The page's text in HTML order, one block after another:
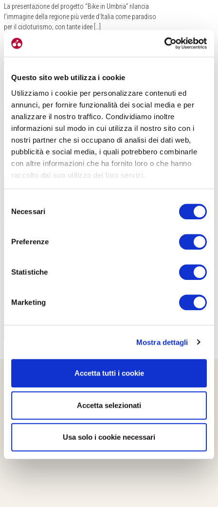
Questo sito web utilizza i cookie
Utilizziamo i cookie per personalizzare contenuti ed
annunci, per fornire funzionalità dei social media e per
analizzare il nostro traffico. Condividiamo inoltre
informazioni sul modo in cui utilizza il nostro sito con i
nostri partner che si occupano di analisi dei dati web,
pubblicità e social media, i quali potrebbero combinarle
con altre informazioni che ha fornito loro o che hanno
raccolto dal suo utilizzo dei loro servizi.
delNecessari
Preferenze
Statistiche
Marketing
Mostra dettagli
Accetta tutti i cookie
Accetta selezionati
Usa solo i cookie necessari
La presentazione del progetto “Bike in Umbria” rilancia
l’immagine della regione più verde d’Italia come paradiso
per il cicloturismo, con tante idee […]
#UMBRIA
TUTTE LE CATEGORIE DEL MAGAZINE